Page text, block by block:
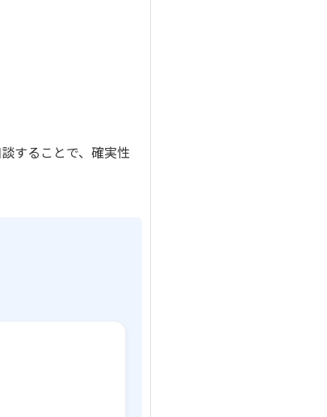
することで、確実性